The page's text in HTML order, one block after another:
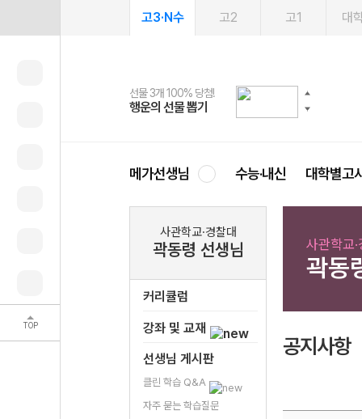
TOP
고3·N수 고2 고1 대
선물 3개 100% 당첨!
행운의 선물 뽑기
선물 100% 증정!
메가스터디 X 올리브
여름방학 스터디 캐시백
메가런 썸머스쿨
2027 러셀 단과
강사 공개선발
스마트러닝앱
설문 EVENT
메가패스
3일 무료 체험권
메가패스 수강생 무료혜택!
메가클럽 멤버십
사회공헌 캠페인
희망이룸 메가나눔
메가선생님 수능·내신 대학별고
사관학교·경찰대
곽동령 선생님
커리큘럼
강좌 및 교재
선생님 게시판
클린 학습 Q&A
자주 묻는 학습질문
사관학교
곽동
공지사항